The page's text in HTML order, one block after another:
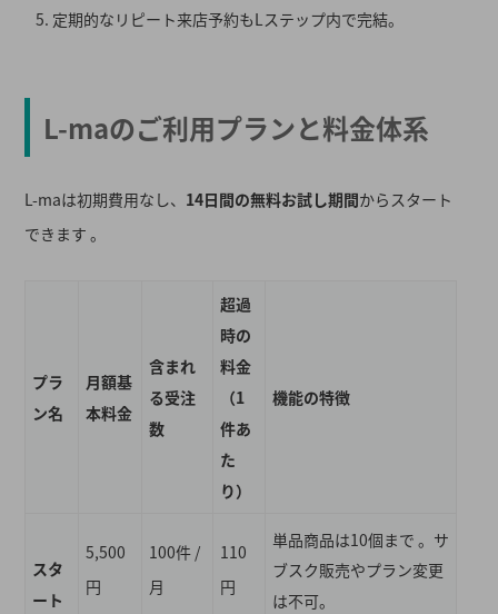
定期的なリピート来店予約もLステップ内で完結。
L-maのご利用プランと料金体系
L-maは初期費用なし、 14日間の無料お試し期間からスタート
できます 。
プラ
ン名
月額基
本料金
含まれ
る受注
数
超過
時の
料金
（1
件あ
た
り）
機能の特徴
スタ
ート
5,500
円
100件 /
月
110
円
単品商品は10個まで 。サ
ブスク販売やプラン変更
は不可。